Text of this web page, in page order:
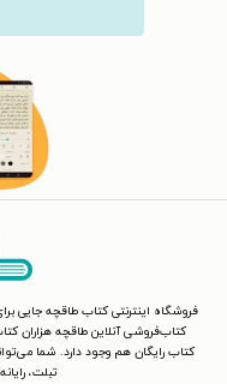
فروشگاه اینترنتی کتاب طاقچه جایی
کتاب‌فروشی آنلاین طاقچه هزاران
کتاب رایگان هم وجود دارد. شما
تبلت،